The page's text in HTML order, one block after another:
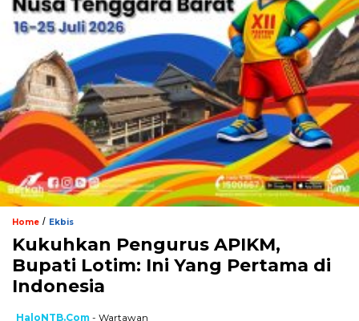
Home / Ekbis
Kukuhkan Pengurus APIKM,
Bupati Lotim: Ini Yang Pertama di
Indonesia
HaloNTB.com - Wartawan